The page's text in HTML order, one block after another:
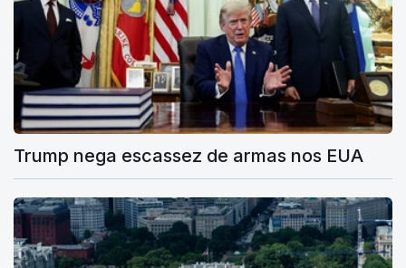
Trump nega escassez de armas nos EUA